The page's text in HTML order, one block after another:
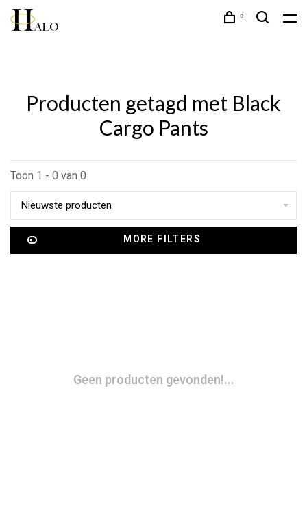
0
Producten getagd met Black
Cargo Pants
Toon 1 - 0 van 0
Nieuwste producten
MORE FILTERS
Geen producten gevonden!...